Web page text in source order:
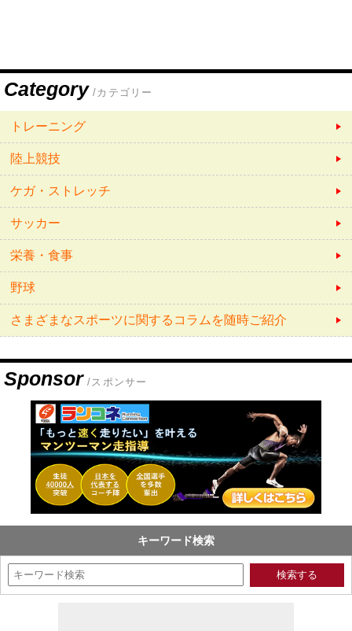
Category /カテゴリー
トレーニング
陸上競技
ケガ・ストレッチ
サッカー
栄養・食事
野球
さまざまなスポーツに関するコラムを随時ご紹介
Sponsor /スポンサー
キーワード検索